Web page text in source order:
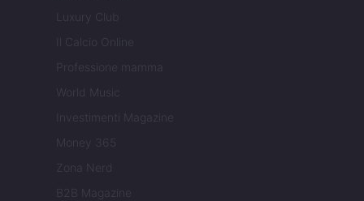
Luxury Club
Il Calcio Online
Professione mamma
World Music
Investimenti Magazine
Money 365
Zona Nerd
B2B Magazine